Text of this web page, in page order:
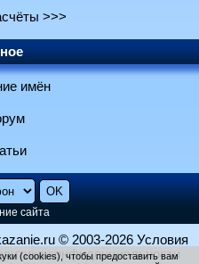
>>>
имён
сайта
© 2003-2026 Условия
конфиденциальности
(cookies), чтобы предоставить вам